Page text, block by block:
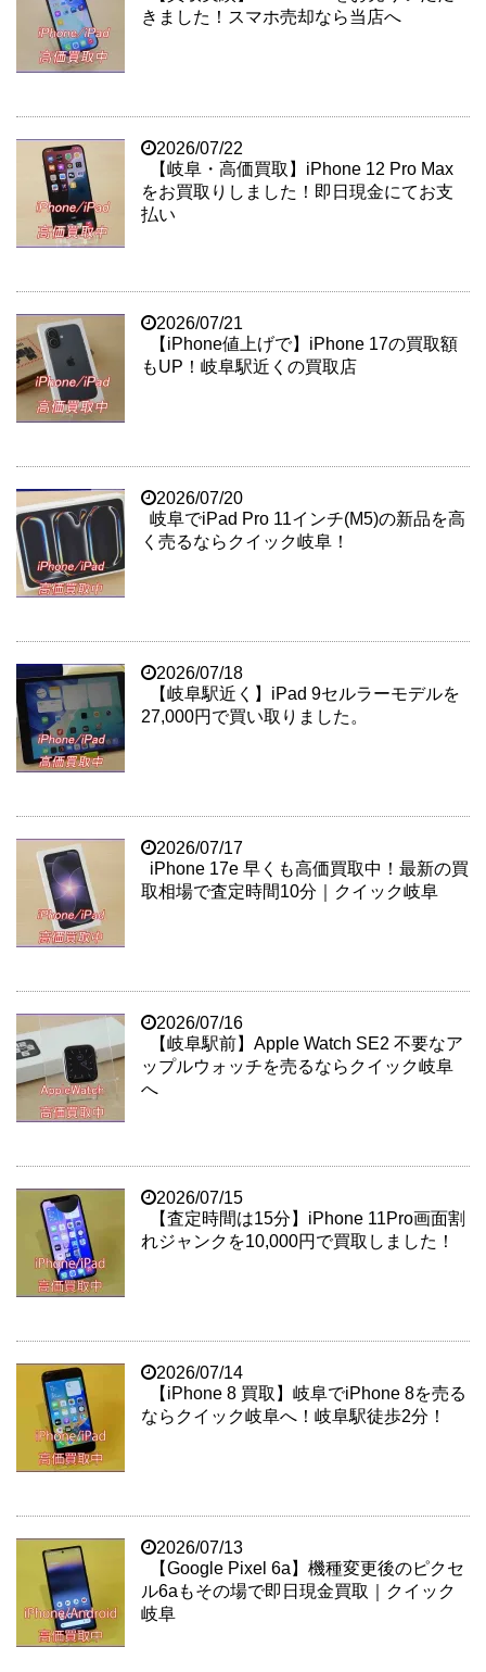
きました！スマホ売却なら当店へ
2026/07/22
【岐阜・高価買取】iPhone 12 Pro Max
をお買取りしました！即日現金にてお支
払い
2026/07/21
【iPhone値上げで】iPhone 17の買取額
もUP！岐阜駅近くの買取店
2026/07/20
岐阜でiPad Pro 11インチ(M5)の新品を高
く売るならクイック岐阜！
2026/07/18
【岐阜駅近く】iPad 9セルラーモデルを
27,000円で買い取りました。
2026/07/17
iPhone 17e 早くも高価買取中！最新の買
取相場で査定時間10分｜クイック岐阜
2026/07/16
【岐阜駅前】Apple Watch SE2 不要なア
ップルウォッチを売るならクイック岐阜
へ
2026/07/15
【査定時間は15分】iPhone 11Pro画面割
れジャンクを10,000円で買取しました！
2026/07/14
【iPhone 8 買取】岐阜でiPhone 8を売る
ならクイック岐阜へ！岐阜駅徒歩2分！
2026/07/13
【Google Pixel 6a】機種変更後のピクセ
ル6aもその場で即日現金買取｜クイック
岐阜